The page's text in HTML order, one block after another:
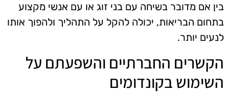
בין אם מדובר בשיחה עם בני זוג או עם אנשי מקצוע
בתחום הבריאות, יכולה להקל על התהליך ולהפוך אותו
לנעים יותר.
הקשרים החברתיים והשפעתם על
השימוש בקונדומים